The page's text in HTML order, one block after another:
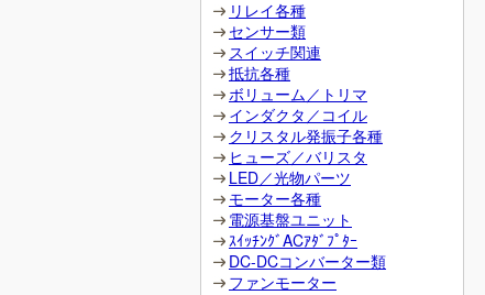
リレイ各種
センサー類
スイッチ関連
抵抗各種
ボリューム／トリマ
インダクタ／コイル
クリスタル発振子各種
ヒューズ／バリスタ
LED／光物パーツ
モーター各種
電源基盤ユニット
ｽｲｯﾁﾝｸﾞACｱﾀﾞﾌﾟﾀｰ
DC-DCコンバーター類
ファンモーター